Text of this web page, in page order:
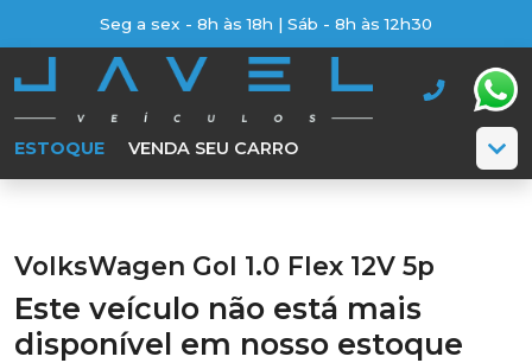
Seg a sex - 8h às 18h | Sáb - 8h às 12h30
ESTOQUE VENDA SEU CARRO
VolksWagen Gol 1.0 Flex 12V 5p
Este veículo não está mais
disponível em nosso estoque